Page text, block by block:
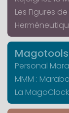
Les Figures
Magotools
Personal
MMM :
La MagoClock